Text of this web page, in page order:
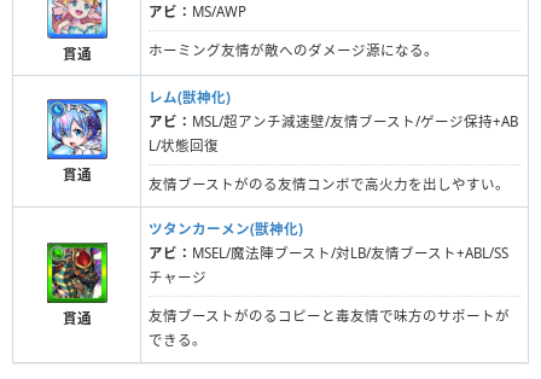
貫通
アビ： MS/AWP
ホーミング友情が敵へのダメージ源になる。
貫通
レム(獣神化)
アビ： MSL/超アンチ減速壁/友情ブースト/ゲージ保持+AB
L/状態回復
友情ブーストがのる友情コンボで高火力を出しやすい。
貫通
ツタンカーメン(獣神化)
アビ： MSEL/魔法陣ブースト/対LB/友情ブースト+ABL/SS
チャージ
友情ブーストがのるコピーと毒友情で味方のサポートが
できる。